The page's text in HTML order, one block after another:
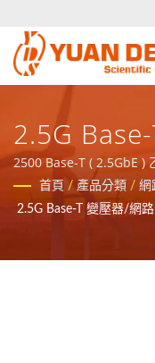
2.5G
器
2500 Base-T ( 2.5GbE )
立於台灣台南，工廠禾茂
業界領先的電源與磁性
首頁 / 產品分類 / 網
2.5G Base-T 變壓器/網